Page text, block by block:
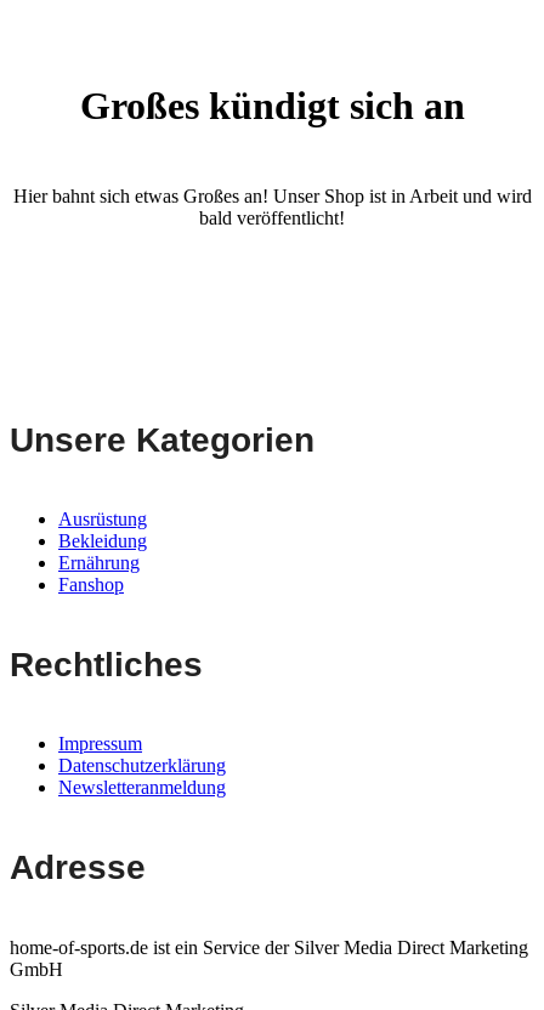
Großes kündigt sich an
Hier bahnt sich etwas Großes an! Unser Shop ist in Arbeit und wird
bald veröffentlicht!
Unsere Kategorien
Ausrüstung
Bekleidung
Ernährung
Fanshop
Rechtliches
Impressum
Datenschutzerklärung
Newsletteranmeldung
Adresse
home-of-sports.de ist ein Service der Silver Media Direct Marketing
GmbH